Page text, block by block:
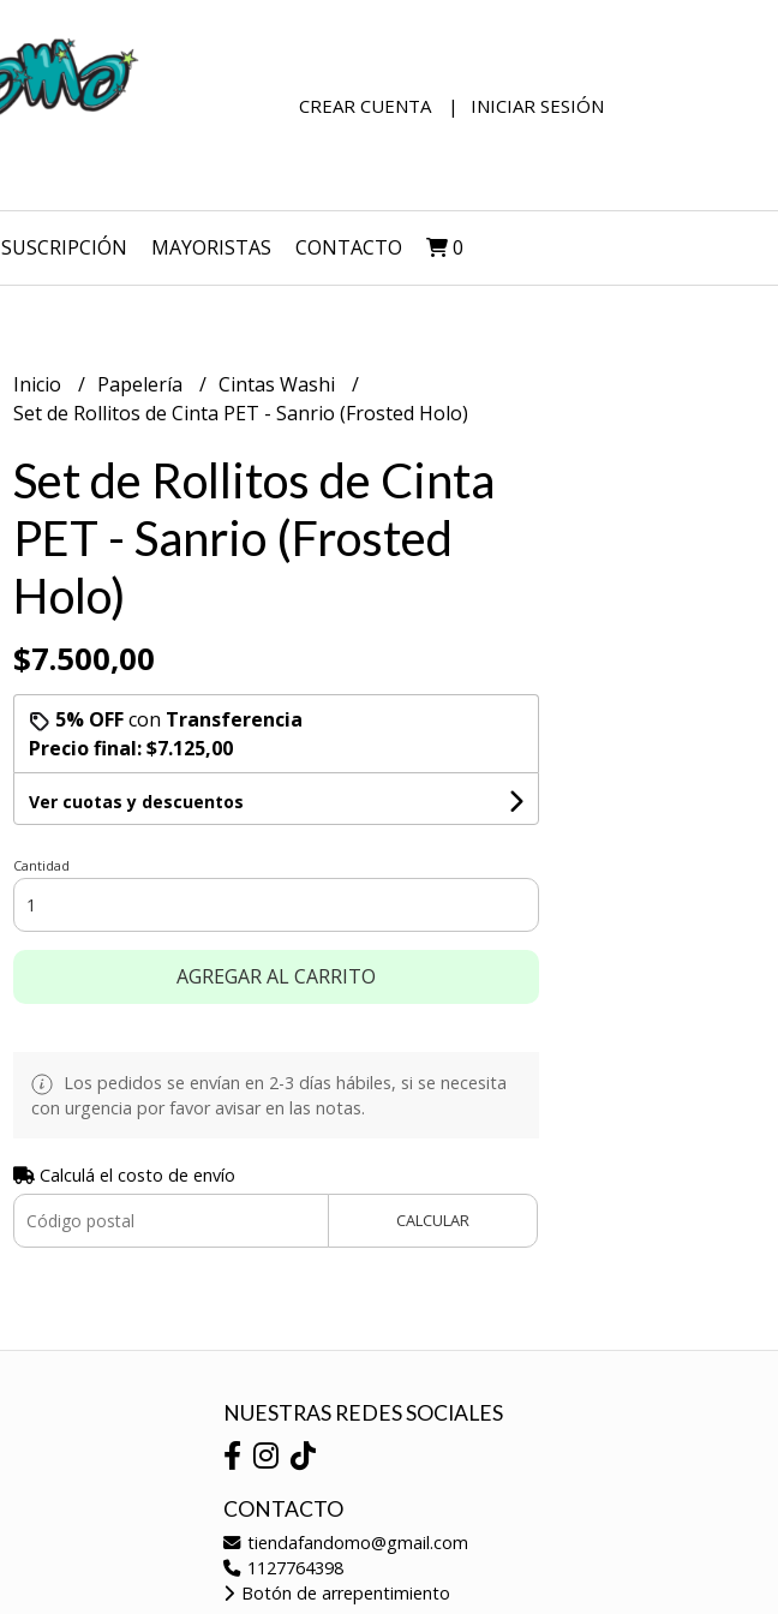
CREAR CUENTA INICIAR SESIÓN
SUSCRIPCIÓN MAYORISTAS CONTACTO 0
Inicio Papelería
Cintas Washi
Set de Rollitos de Cinta PET - Sanrio (Frosted Holo)
Set de Rollitos de Cinta
PET - Sanrio (Frosted
Holo)
$7.500,00
5% OFFcon Transferencia
Precio final:$7.125,00
Ver cuotas y descuentos
Cantidad
AGREGAR AL CARRITO
Los pedidos se envían en 2-3 días hábiles, si se necesita
con urgencia por favor avisar en las notas.
Calculá el costo de envío
CALCULAR
NUESTRAS REDES SOCIALES
CONTACTO
tiendafandomo@gmail.com
1127764398
Botón de arrepentimiento